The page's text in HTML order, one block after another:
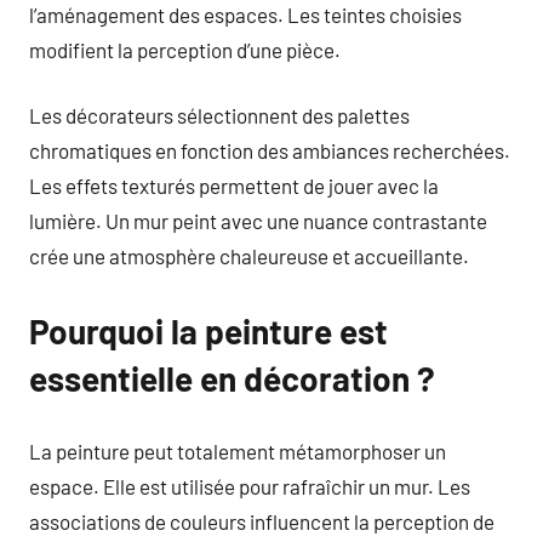
l’aménagement des espaces. Les teintes choisies
modifient la perception d’une pièce.
Les décorateurs sélectionnent des palettes
chromatiques en fonction des ambiances recherchées.
Les effets texturés permettent de jouer avec la
lumière. Un mur peint avec une nuance contrastante
crée une atmosphère chaleureuse et accueillante.
Pourquoi la peinture est
essentielle en décoration ?
La peinture peut totalement métamorphoser un
espace. Elle est utilisée pour rafraîchir un mur. Les
associations de couleurs influencent la perception de